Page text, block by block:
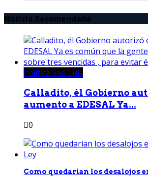
Noticia Recomendada
Política San Luis
Calladito, él Gobierno
aumento a EDESAL Ya...
0
Como quedarían los desalojos